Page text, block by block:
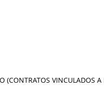
(CONTRATOS VINCULADOS A